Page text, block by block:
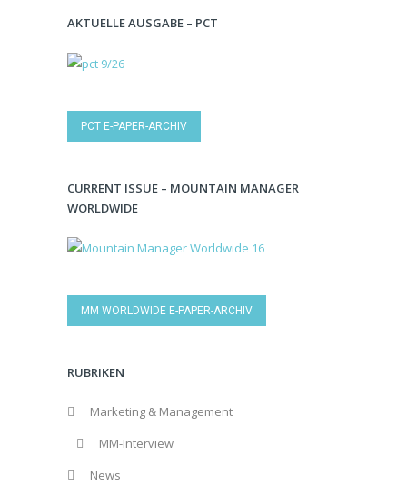
AKTUELLE AUSGABE – PCT
PCT E-PAPER-ARCHIV
CURRENT ISSUE – MOUNTAIN MANAGER
WORLDWIDE
MM WORLDWIDE E-PAPER-ARCHIV
RUBRIKEN
Marketing & Management
MM-Interview
News